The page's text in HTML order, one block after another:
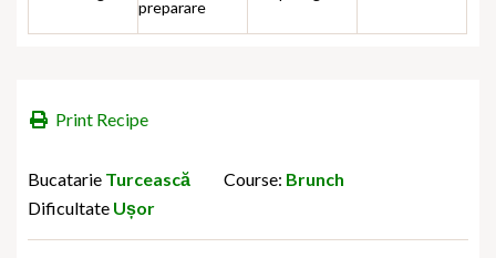
preparare
Print Recipe
Bucatarie Turcească Course: Brunch
Dificultate Ușor